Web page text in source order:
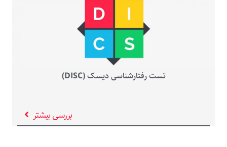
تست رفتارشناسی دیسک (DISC)
بررسی بیشتر